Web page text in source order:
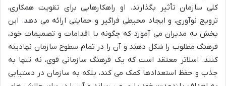
کلی سازمان تأثیر بگذارند. او راهکارهایی برای تقویت همکاری،
ترویج نوآوری، و ایجاد محیطی فراگیر و حمایتی ارائه می دهد. این
بخش به مدیران می آموزد که چگونه با اقدامات و تصمیمات خود،
فرهنگ مطلوب را شکل دهند و آن را در تمام سطوح سازمان نهادینه
کنند. اسلاتر معتقد است که یک فرهنگ سازمانی قوی، نه تنها به
جذب و حفظ استعدادها کمک می کند، بلکه به سازمان در دستیابی